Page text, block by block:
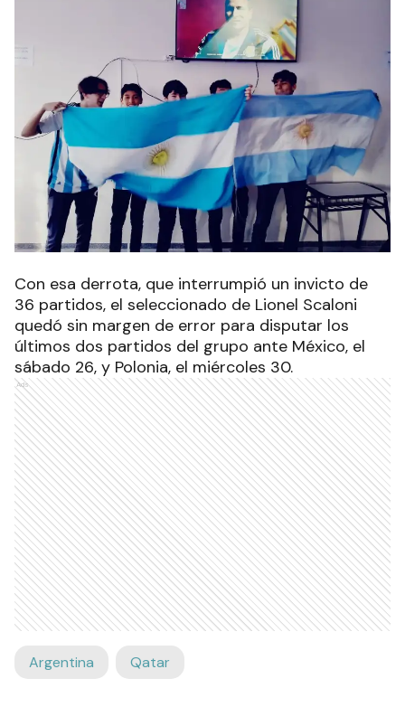
Con esa derrota, que interrumpió un invicto de
36 partidos, el seleccionado de Lionel Scaloni
quedó sin margen de error para disputar los
últimos dos partidos del grupo ante México, el
sábado 26, y Polonia, el miércoles 30.
Ads
Argentina Qatar